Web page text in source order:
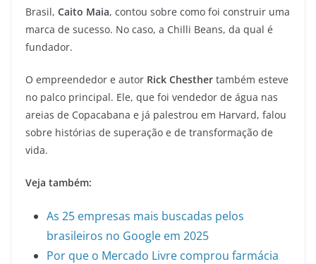
Brasil, Caito Maia, contou sobre como foi construir uma
marca de sucesso. No caso, a Chilli Beans, da qual é
fundador.
O empreendedor e autor Rick Chesther também esteve
no palco principal. Ele, que foi vendedor de água nas
areias de Copacabana e já palestrou em Harvard, falou
sobre histórias de superação e de transformação de
vida.
Veja também:
As 25 empresas mais buscadas pelos
brasileiros no Google em 2025
Por que o Mercado Livre comprou farmácia